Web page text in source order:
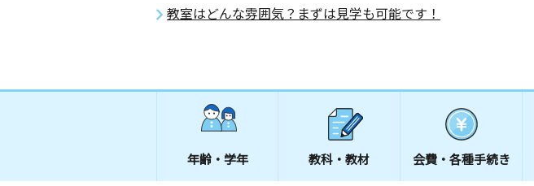
教室はどんな雰囲気？まずは見学も可能です！
年齢・学年 教科・教材 会費・ 各種手続き